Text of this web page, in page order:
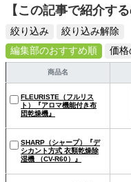
【この記事で紹介す
絞り込み
絞り込み解除
編集部のおすすめ順
価格
商品名
FLEURISTE（フルリス
ト）『アロマ機能付き布
団乾燥機』
SHARP（シャープ）『デ
シカント方式 衣類乾燥除
湿機 （CV-R60）』